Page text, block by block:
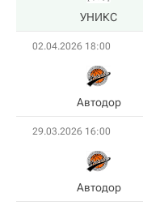
УНИКС
02.04.2026 18:00
Автодор
29.03.2026 16:00
Автодор